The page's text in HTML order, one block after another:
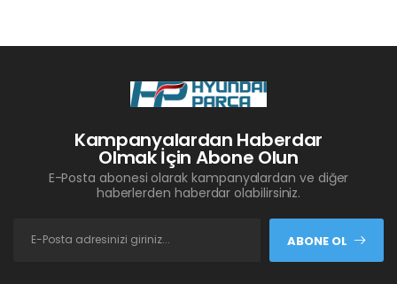
Kampanyalardan Haberdar
Olmak İçin Abone Olun
E-Posta abonesi olarak kampanyalardan ve diğer
haberlerden haberdar olabilirsiniz.
ABONE OL